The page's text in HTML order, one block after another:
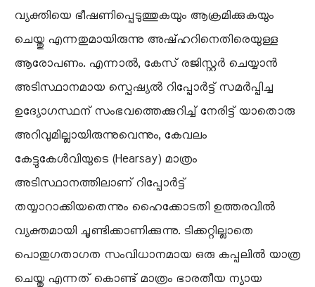
വ്യക്തിയെ ഭീഷണിപ്പെടുത്തുകയും ആക്രമിക്കുകയും
ചെയ്തു എന്നതുമായിരുന്നു അഷ്ഹറിനെതിരെയുള്ള
ആരോപണം. എന്നാൽ, കേസ് രജിസ്റ്റർ ചെയ്യാൻ
അടിസ്ഥാനമായ സ്പെഷ്യൽ റിപ്പോർട്ട് സമർപ്പിച്ച
ഉദ്യോഗസ്ഥന് സംഭവത്തെക്കുറിച്ച് നേരിട്ട് യാതൊരു
അറിവുമില്ലായിരുന്നുവെന്നും, കേവലം
കേട്ടുകേൾവിയുടെ (Hearsay) മാത്രം
അടിസ്ഥാനത്തിലാണ് റിപ്പോർട്ട്
തയ്യാറാക്കിയതെന്നും ഹൈക്കോടതി ഉത്തരവിൽ
വ്യക്തമായി ചൂണ്ടിക്കാണിക്കുന്നു. ടിക്കറ്റില്ലാതെ
പൊതുഗതാഗത സംവിധാനമായ ഒരു കപ്പലിൽ യാത്ര
ചെയ്തു എന്നത് കൊണ്ട് മാത്രം ഭാരതീയ ന്യായ